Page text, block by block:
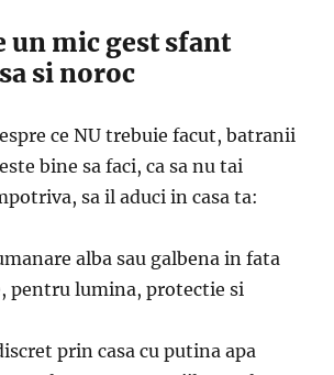
un mic gest sfant
si noroc
ce NU trebuie facut, batranii
bine sa faci, ca sa nu tai
sa il aduci in casa ta:
alba sau galbena in fata
pentru lumina, protectie si
prin casa cu putina apa